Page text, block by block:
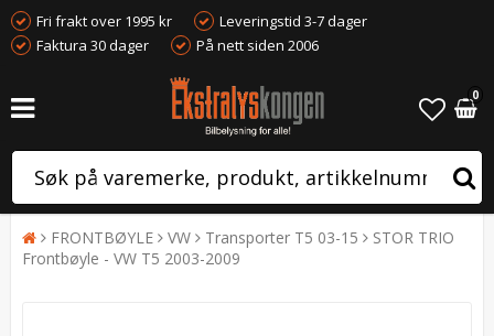
Fri frakt over 1995 kr
Leveringstid 3-7 dager
Faktura 30 dager
På nett siden 2006
0
FRONTBØYLE VW Transporter T5 03-15
STOR TRIO
Frontbøyle - VW T5 2003-2009